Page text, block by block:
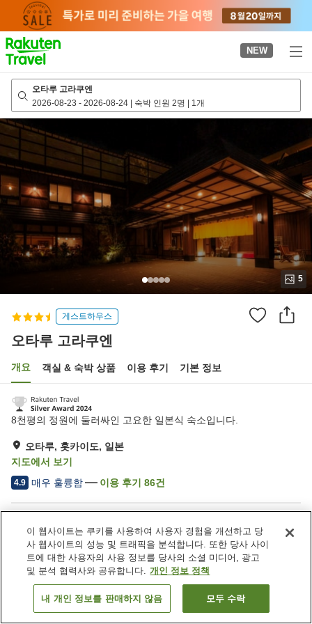
page
NEW
오타루 고라쿠엔
2026-08-23 - 2026-08-24 | 숙박 인원 2명 | 1개
5
게스트하우스
오타루 고라쿠엔
개요 객실 & 숙박 상품 이용 후기 기본 정보
8천평의 정원에 둘러싸인 고요한 일본식 숙소입니다.
오타루, 홋카이도, 일본
지도에서 보기
4.9 매우 훌륭함 이용 후기 86건
주차장
스파 / 미용실
프라이빗 다이닝
라운지
일본 홋카이도 오타루 오타루 고라쿠엔
객실 보기
이 웹사이트는 쿠키를 사용하여 사용자 경험을 개선하고 당
사 웹사이트의 성능 및 트래픽을 분석합니다. 또한 당사 사이
트에 대한 사용자의 사용 정보를 당사의 소셜 미디어, 광고
및 분석 협력사와 공유합니다. 개인 정보 정책
내 개인 정보를 판매하지 않음 모두 수락